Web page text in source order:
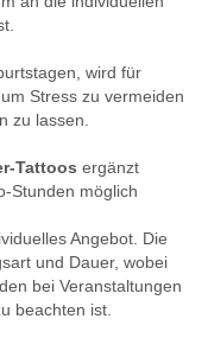
wird für
Stress zu vermeiden
zu lassen.
Tattoos ergänzt
Stunden möglich
Angebot. Die
und Dauer, wobei
bei Veranstaltungen
beachten ist.